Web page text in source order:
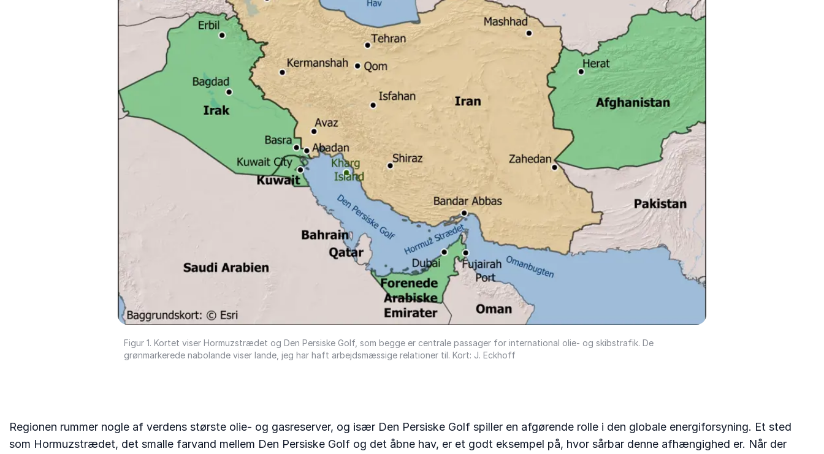
Figur 1. Kortet viser Hormuzstrædet og Den Persiske Golf, som begge er centrale passager for international olie- og skibstrafik. De
grønmarkerede nabolande viser lande, jeg har haft arbejdsmæssige relationer til. Kort: J. Eckhoff
Regionen rummer nogle af verdens største olie- og gasreserver, og især Den Persiske Golf spiller en afgørende rolle i den globale energiforsyning. Et sted
som Hormuzstrædet, det smalle farvand mellem Den Persiske Golf og det åbne hav, er et godt eksempel på, hvor sårbar denne afhængighed er. Når der